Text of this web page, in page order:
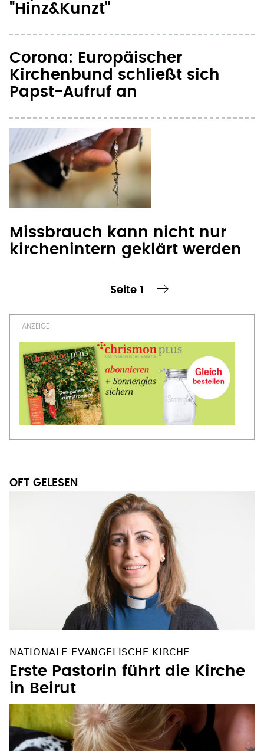
"Hinz&Kunzt"
Corona: Europäischer
Kirchenbund schließt sich
Papst-Aufruf an
Missbrauch kann nicht nur
kirchenintern geklärt werden
Seite 1
nächste Seite ›
OFT GELESEN
NATIONALE EVANGELISCHE KIRCHE
Erste Pastorin führt die Kirche
in Beirut